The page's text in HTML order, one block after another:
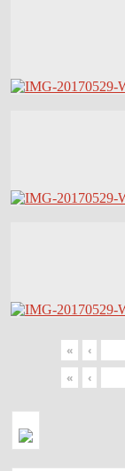
« ‹
«
‹